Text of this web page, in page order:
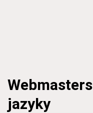
Webmasters
jazyky